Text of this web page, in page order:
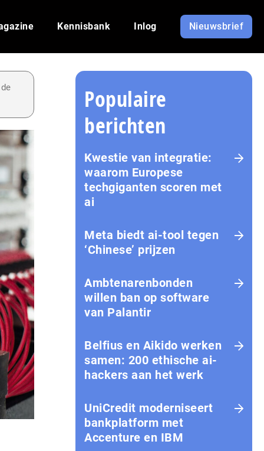
Kennisbank Inlog Nieuwsbrief
Populaire
berichten
Kwestie van integratie:
waarom Europese
techgiganten scoren met
ai
Meta biedt ai-tool tegen
‘Chinese’ prijzen
Amb­te­na­ren­bon­den
willen ban op software
van Palantir
Belfius en Aikido werken
samen: 200 ethische ai-
hackers aan het werk
UniCredit moderniseert
bankplatform met
Accenture en IBM